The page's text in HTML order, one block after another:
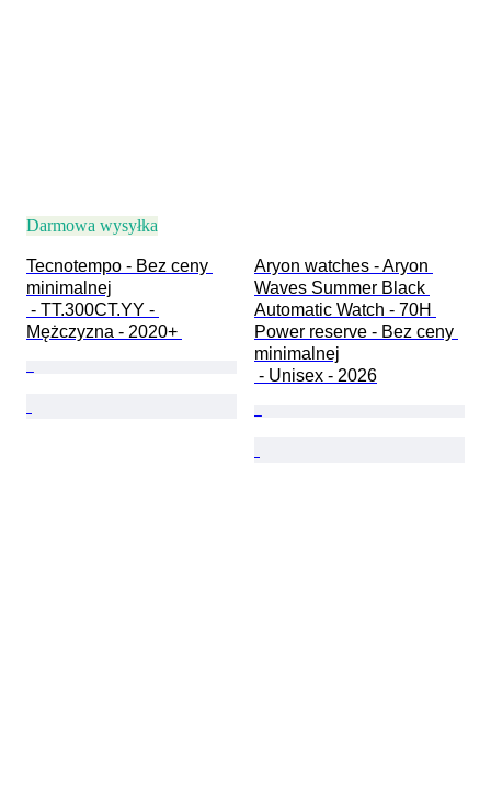
Darmowa wysyłka
Tecnotempo - Bez ceny
minimalnej
Mężczyzna - 2020+
Aryon watches - Aryon
Waves Summer Black
Automatic Watch - 70H
Power reserve - Bez ceny
minimalnej
- Unisex - 2026